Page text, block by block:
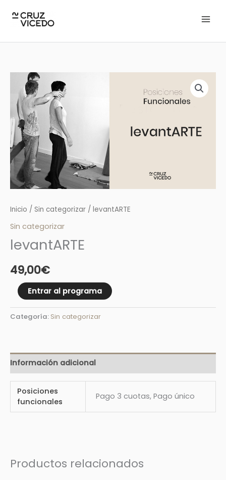
Inicio / Sin categorizar / levantARTE
Sin categorizar
levantARTE
49,00€
levantARTE
cantidad
Entrar al programa
Categoría: Sin categorizar
Información adicional
Posiciones
funcionales
Pago 3 cuotas, Pago único
Productos relacionados